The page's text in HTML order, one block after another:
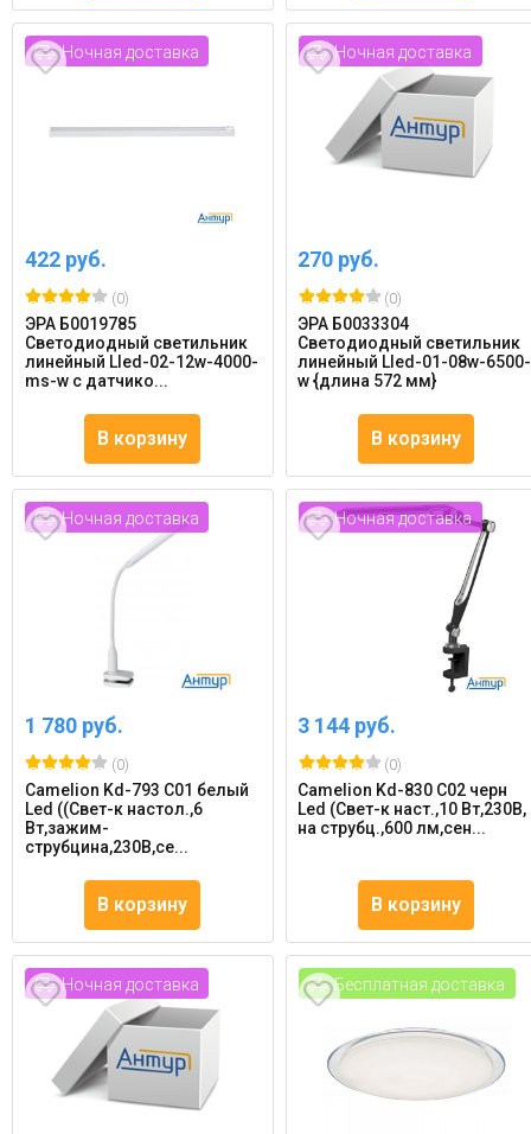
Ночная доставка
422 руб.
(0)
ЭРА Б0019785
Светодиодный светильник
линейный Lled-02-12w-4000-
ms-w с датчико...
В корзину
Ночная доставка
270 руб.
(0)
ЭРА Б0033304
Светодиодный светильник
линейный Lled-01-08w-6500-
w {длина 572 мм}
В корзину
Ночная доставка
1 780 руб.
(0)
Camelion Kd-793 C01 белый
Led ((Свет-к настол.,6
Вт,зажим-
струбцина,230В,се...
В корзину
Ночная доставка
3 144 руб.
(0)
Camelion Kd-830 C02 черн
Led (Свет-к наст.,10 Вт,230В,
на струбц.,600 лм,сен...
В корзину
Ночная доставка Бесплатная доставка